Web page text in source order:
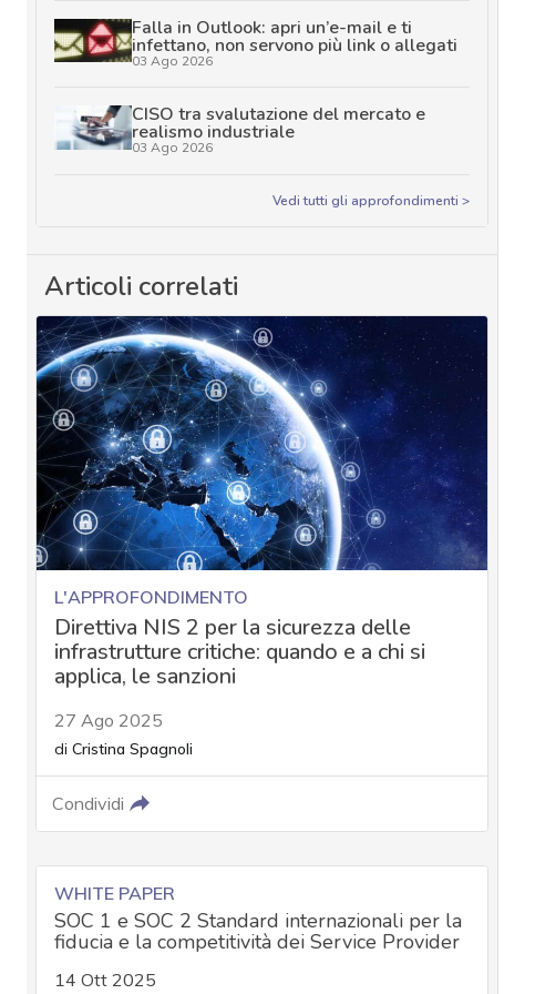
Falla in Outlook: apri un’e-mail e ti
infettano, non servono più link o allegati
03 Ago 2026
CISO tra svalutazione del mercato e
realismo industriale
03 Ago 2026
Vedi tutti gli approfondimenti >
Articoli correlati
L'APPROFONDIMENTO
Direttiva NIS 2 per la sicurezza delle
infrastrutture critiche: quando e a chi si
applica, le sanzioni
27 Ago 2025
di Cristina Spagnoli
Condividi
WHITE PAPER
SOC 1 e SOC 2 Standard internazionali per la
fiducia e la competitività dei Service Provider
14 Ott 2025